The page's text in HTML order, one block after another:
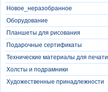
Новое_неразобранное
Оборудование
Планшеты для рисования
Подарочные сертификаты
Технические материалы для печати
Холсты и подрамники
Художественные принадлежности